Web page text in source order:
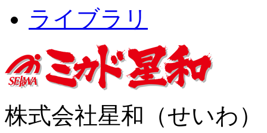
ライブラリ
株式会社星和（せいわ